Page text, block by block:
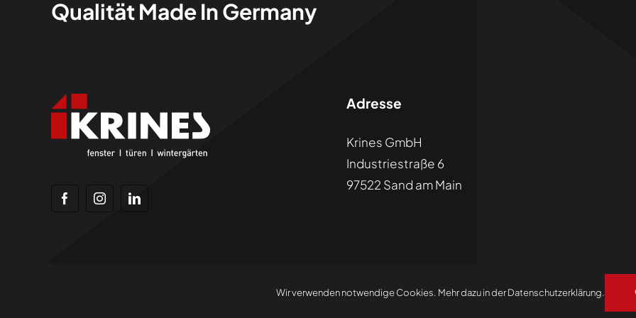
Qualität Made In Germany
Adresse
Krines GmbH
Industriestraße 6
97522 Sand am Main
Wir verwenden notwendige Cookies. Mehr dazu in der Datenschutzerklärung.